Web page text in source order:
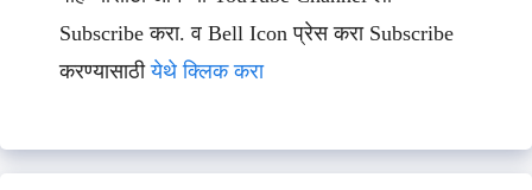
Subscribe करा. व Bell Icon प्रेस करा Subscribe
करण्यासाठीयेथे क्लिक करा